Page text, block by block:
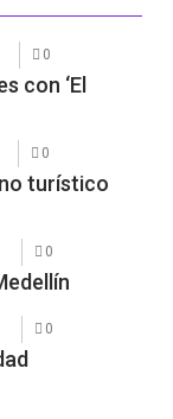
0
con ‘El
0
turístico
0
0